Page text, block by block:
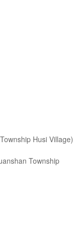
Husi Village)
Township